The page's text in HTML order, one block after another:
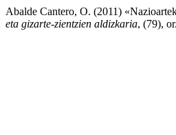
Abalde Cantero, O. (2011)
eta gizarte-zientzien aldizkaria, (79),